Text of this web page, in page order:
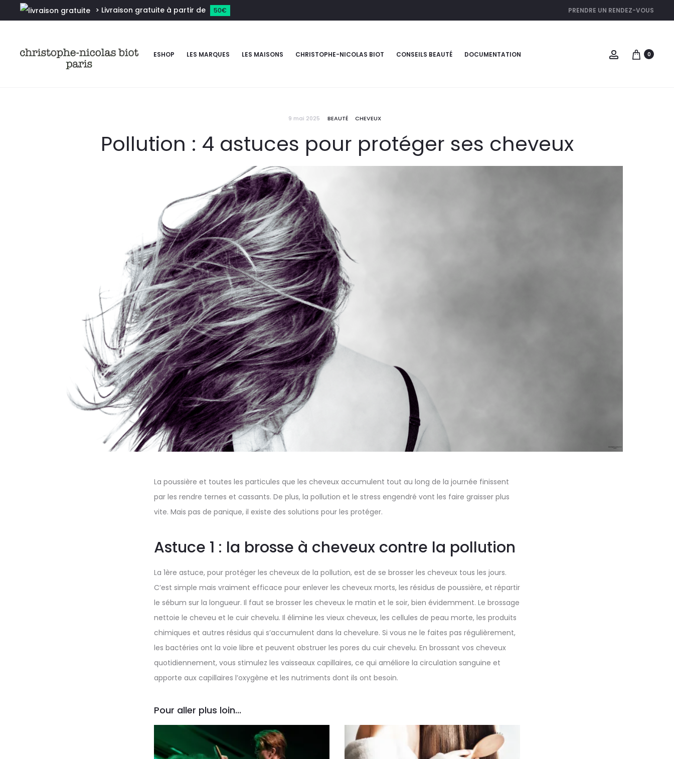
> Livraison gratuite à partir de 50€ PRENDRE UN RENDEZ-VOUS
ESHOP LES MARQUES LES MAISONS CHRISTOPHE-NICOLAS BIOT CONSEILS BEAUTÉ DOCUMENTATION 0
9 mai 2025 BEAUTÉ CHEVEUX
Pollution : 4 astuces pour protéger ses cheveux
La poussière et toutes les particules que les cheveux accumulent tout au long de la journée finissent
par les rendre ternes et cassants. De plus, la pollution et le stress engendré vont les faire graisser plus
vite. Mais pas de panique, il existe des solutions pour les protéger.
Astuce 1 : la brosse à cheveux contre la pollution
La 1ère astuce, pour protéger les cheveux de la pollution, est de se brosser les cheveux tous les jours.
C’est simple mais vraiment efficace pour enlever les cheveux morts, les résidus de poussière, et répartir
le sébum sur la longueur. Il faut se brosser les cheveux le matin et le soir, bien évidemment. Le brossage
nettoie le cheveu et le cuir chevelu. Il élimine les vieux cheveux, les cellules de peau morte, les produits
chimiques et autres résidus qui s’accumulent dans la chevelure. Si vous ne le faites pas régulièrement,
les bactéries ont la voie libre et peuvent obstruer les pores du cuir chevelu. En brossant vos cheveux
quotidiennement, vous stimulez les vaisseaux capillaires, ce qui améliore la circulation sanguine et
apporte aux capillaires l’oxygène et les nutriments dont ils ont besoin.
Pour aller plus loin...